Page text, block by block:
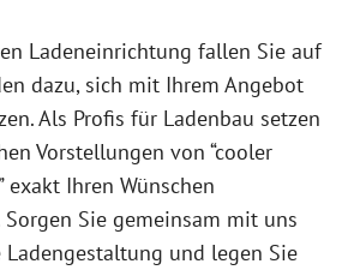
Ladeneinrichtung fallen Sie auf
dazu, sich mit Ihrem Angebot
Als Profis für Ladenbau setzen
Vorstellungen von “cooler
exakt Ihren Wünschen
Sie gemeinsam mit uns
und legen Sie